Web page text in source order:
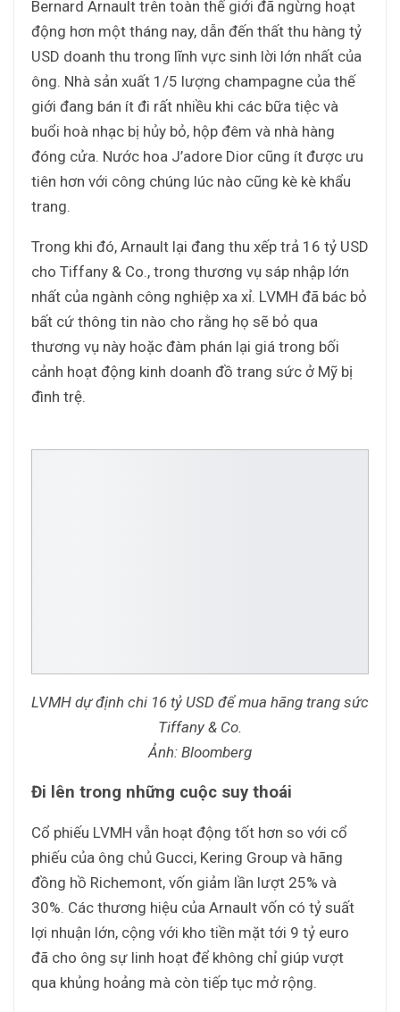
Bernard Arnault trên toàn thế giới đã ngừng hoạt
động hơn một tháng nay, dẫn đến thất thu hàng tỷ
USD doanh thu trong lĩnh vực sinh lời lớn nhất của
ông. Nhà sản xuất 1/5 lượng champagne của thế
giới đang bán ít đi rất nhiều khi các bữa tiệc và
buổi hoà nhạc bị hủy bỏ, hộp đêm và nhà hàng
đóng cửa. Nước hoa J’adore Dior cũng ít được ưu
tiên hơn với công chúng lúc nào cũng kè kè khẩu
trang.
Trong khi đó, Arnault lại đang thu xếp trả 16 tỷ USD
cho Tiffany & Co., trong thương vụ sáp nhập lớn
nhất của ngành công nghiệp xa xỉ. LVMH đã bác bỏ
bất cứ thông tin nào cho rằng họ sẽ bỏ qua
thương vụ này hoặc đàm phán lại giá trong bối
cảnh hoạt động kinh doanh đồ trang sức ở Mỹ bị
đình trệ.
LVMH dự định chi 16 tỷ USD để mua hãng trang sức
Tiffany & Co.
Ảnh: Bloomberg
Đi lên trong những cuộc suy thoái
Cổ phiếu LVMH vẫn hoạt động tốt hơn so với cổ
phiếu của ông chủ Gucci, Kering Group và hãng
đồng hồ Richemont, vốn giảm lần lượt 25% và
30%. Các thương hiệu của Arnault vốn có tỷ suất
lợi nhuận lớn, cộng với kho tiền mặt tới 9 tỷ euro
đã cho ông sự linh hoạt để không chỉ giúp vượt
qua khủng hoảng mà còn tiếp tục mở rộng.